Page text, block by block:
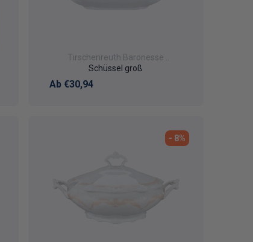
Tirschenreuth Baronesse
Veronique
Schüssel groß
Normaler Preis
Ab €30,94
- 8%